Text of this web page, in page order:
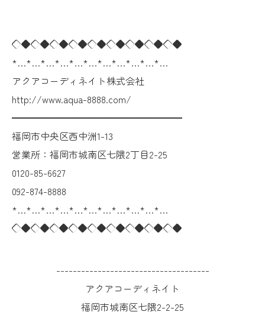
◇◆◇◆◇◆◇◆◇◆◇◆◇◆◇◆◇◆
*…*…*…*…*…*…*…*…*…*…*…
アクアコーディネイト株式会社
http://www.aqua-8888.com/
━━━━━━━━━━━━━━━━━━
福岡市中央区西中洲1-13
営業所：福岡市城南区七隈2丁目2-25
0120-85-6627
092-874-8888
*…*…*…*…*…*…*…*…*…*…*…
◇◆◇◆◇◆◇◆◇◆◇◆◇◆◇◆◇◆
-------------------------------------
アクアコーディネイト
福岡市城南区七隈2-2-25